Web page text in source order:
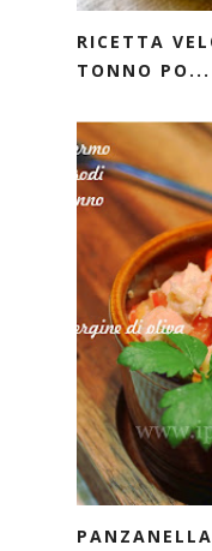
RICETTA
TONNO PO...